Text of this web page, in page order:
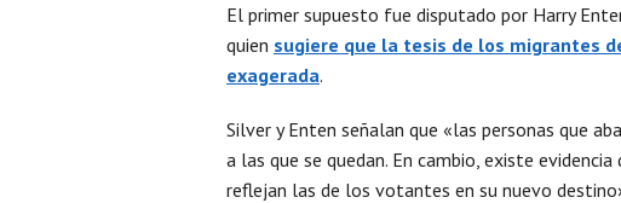
El primer supuesto fue disputado por Harry
quien sugiere que la tesis de los migrantes
exagerada.
Silver y Enten señalan que «las personas que
a las que se quedan. En cambio, existe
reflejan las de los votantes en su nuevo